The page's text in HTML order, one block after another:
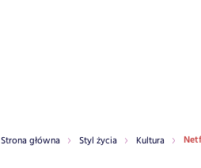
Strona główna Styl życia Kultura